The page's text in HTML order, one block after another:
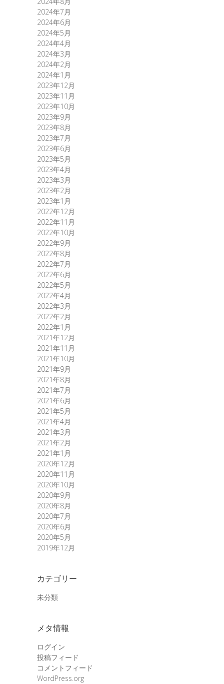
2024年7月
2024年6月
2024年5月
2024年4月
2024年3月
2024年2月
2024年1月
2023年12月
2023年11月
2023年10月
2023年9月
2023年8月
2023年7月
2023年6月
2023年5月
2023年4月
2023年3月
2023年2月
2023年1月
2022年12月
2022年11月
2022年10月
2022年9月
2022年8月
2022年7月
2022年6月
2022年5月
2022年4月
2022年3月
2022年2月
2022年1月
2021年12月
2021年11月
2021年10月
2021年9月
2021年8月
2021年7月
2021年6月
2021年5月
2021年4月
2021年3月
2021年2月
2021年1月
2020年12月
2020年11月
2020年10月
2020年9月
2020年8月
2020年7月
2020年6月
2020年5月
2019年12月
カテゴリー
未分類
メタ情報
ログイン
投稿フィード
コメントフィード
WordPress.org